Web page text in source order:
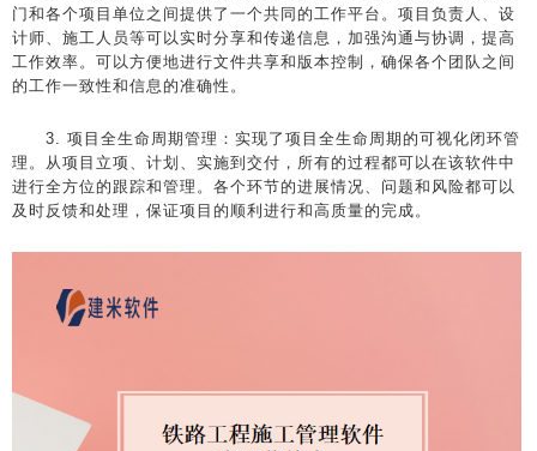
门和各个项目单位之间提供了一个共同的工作平台。项目负责人、设
计师、施工人员等可以实时分享和传递信息，加强沟通与协调，提高
工作效率。可以方便地进行文件共享和版本控制，确保各个团队之间
的工作一致性和信息的准确性。
3. 项目全生命周期管理：实现了项目全生命周期的可视化闭环管
理。从项目立项、计划、实施到交付，所有的过程都可以在该软件中
进行全方位的跟踪和管理。各个环节的进展情况、问题和风险都可以
及时反馈和处理，保证项目的顺利进行和高质量的完成。